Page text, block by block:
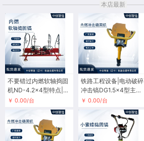
本店最新
不要错过内燃软轴捣固
机ND-4.2×4型特点|捣
固镐
￥ 0.00/台
铁路工程设备|电动破碎
冲击镐DG1.5×4型主要
特点你知道么
￥ 0.00/台